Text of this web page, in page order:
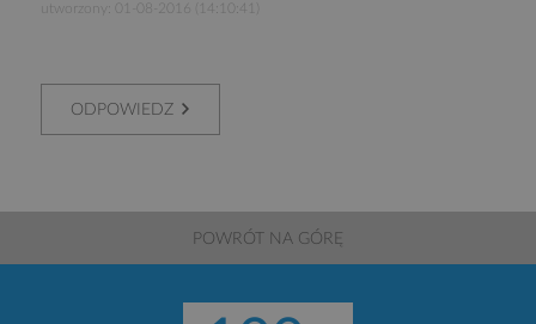
utworzony: 01-08-2016 (14:10:41)
ODPOWIEDZ
POWRÓT NA GÓRĘ